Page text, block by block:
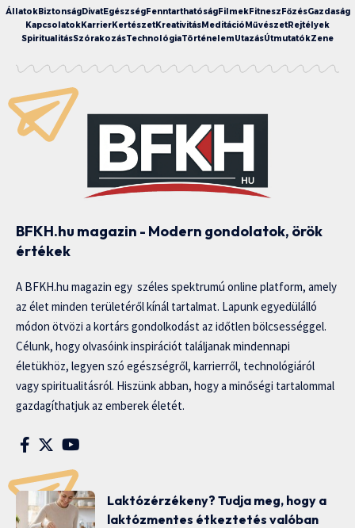
ÁllatokBiztonságDivatEgészségFenntarthatóságFilmekFitneszFőzésGazdaság
KapcsolatokKarrierKertészetKreativitásMeditációMűvészetRejtélyek
SpiritualitásSzórakozásTechnológiaTörténelemUtazásÚtmutatókZene
BFKH.hu magazin - Modern gondolatok, örök
értékek
A BFKH.hu magazin egy széles spektrumú online platform, amely
az élet minden területéről kínál tartalmat. Lapunk egyedülálló
módon ötvözi a kortárs gondolkodást az időtlen bölcsességgel.
Célunk, hogy olvasóink inspirációt találjanak mindennapi
életükhöz, legyen szó egészségről, karrierről, technológiáról
vagy spiritualitásról. Hiszünk abban, hogy a minőségi tartalommal
gazdagíthatjuk az emberek életét.
Laktózérzékeny? Tudja meg, hogy a
laktózmentes étkeztetés valóban